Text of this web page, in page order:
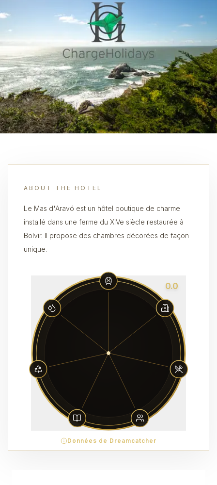
ABOUT THE HOTEL
Le Mas d'Aravó est un hôtel boutique de charme
installé dans une ferme du XIVe siècle restaurée à
Bolvir. Il propose des chambres décorées de façon
unique.
0.0
Données de Dreamcatcher